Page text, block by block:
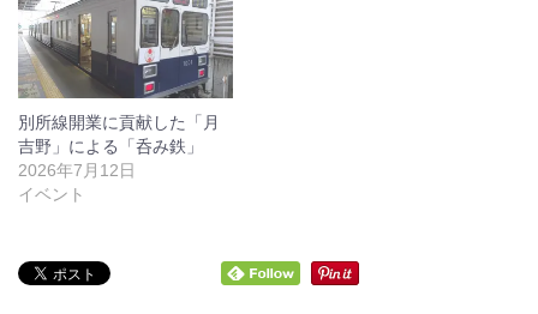
別所線開業に貢献した「月
吉野」による「呑み鉄」
2026年7月12日
イベント